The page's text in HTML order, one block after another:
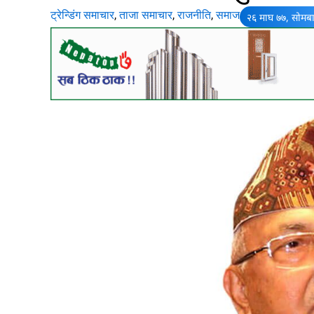
ट्रेन्डिंग समाचार,ताजा समाचार,राजनीति,समाज २६ माघ ७७,